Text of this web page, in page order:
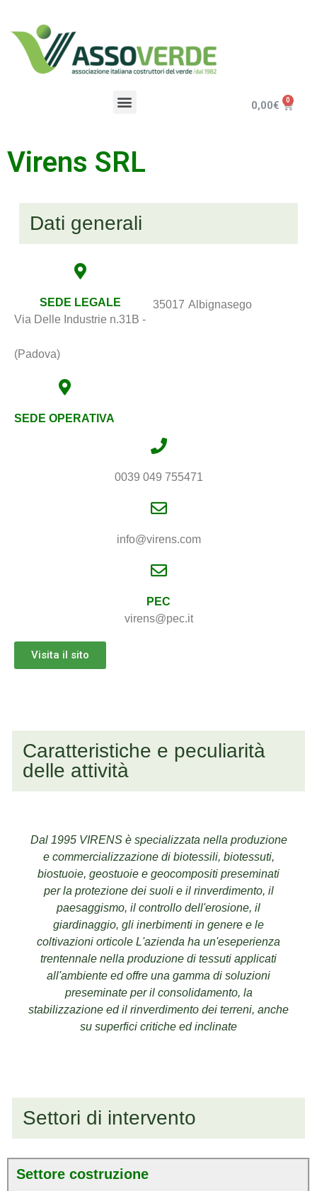
0,00€
Virens SRL
Dati generali
SEDE LEGALE
Via Delle Industrie n.31B -
35017 Albignasego
(Padova)
SEDE OPERATIVA
0039 049 755471
info@virens.com
PEC
virens@pec.it
Visita il sito
Caratteristiche e peculiarità
delle attività
Dal 1995 VIRENS è specializzata nella produzione
e commercializzazione di biotessili, biotessuti,
biostuoie, geostuoie e geocompositi preseminati
per la protezione dei suoli e il rinverdimento, il
paesaggismo, il controllo dell'erosione, il
giardinaggio, gli inerbimenti in genere e le
coltivazioni orticole L'azienda ha un'eseperienza
trentennale nella produzione di tessuti applicati
all'ambiente ed offre una gamma di soluzioni
preseminate per il consolidamento, la
stabilizzazione ed il rinverdimento dei terreni, anche
su superfici critiche ed inclinate
Settori di intervento
Settore costruzione